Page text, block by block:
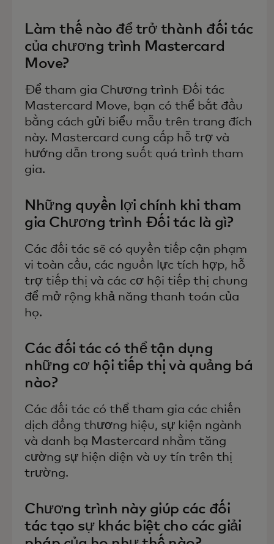
Làm thế nào để trở thành đối tác
của chương trình Mastercard
Move?
Để tham gia Chương trình Đối tác
Mastercard Move, bạn có thể bắt đầu
bằng cách gửi biểu mẫu trên trang đích
này. Mastercard cung cấp hỗ trợ và
hướng dẫn trong suốt quá trình tham
gia.
Những quyền lợi chính khi tham
gia Chương trình Đối tác là gì?
Các đối tác sẽ có quyền tiếp cận phạm
vi toàn cầu, các nguồn lực tích hợp, hỗ
trợ tiếp thị và các cơ hội tiếp thị chung
để mở rộng khả năng thanh toán của
họ.
Các đối tác có thể tận dụng
những cơ hội tiếp thị và quảng bá
nào?
Các đối tác có thể tham gia các chiến
dịch đồng thương hiệu, sự kiện ngành
và danh bạ Mastercard nhằm tăng
cường sự hiện diện và uy tín trên thị
trường.
Chương trình này giúp các đối
tác tạo sự khác biệt cho các giải